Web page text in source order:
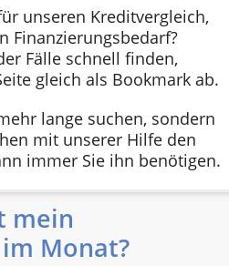
unseren Kreditvergleich,
Finanzierungsbedarf?
Fälle schnell finden,
gleich als Bookmark ab.
lange suchen, sondern
mit unserer Hilfe den
immer Sie ihn benötigen.
mein
Monat?